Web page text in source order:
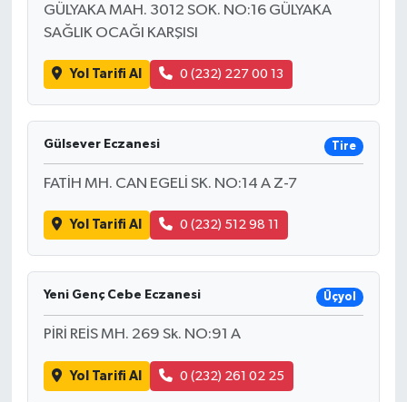
GÜLYAKA MAH. 3012 SOK. NO:16 GÜLYAKA
SAĞLIK OCAĞI KARŞISI
Yol Tarifi Al 0 (232) 227 00 13
Gülsever Eczanesi Tire
FATİH MH. CAN EGELİ SK. NO:14 A Z-7
Yol Tarifi Al 0 (232) 512 98 11
Yeni Genç Cebe Eczanesi Üçyol
PİRİ REİS MH. 269 Sk. NO:91 A
Yol Tarifi Al 0 (232) 261 02 25